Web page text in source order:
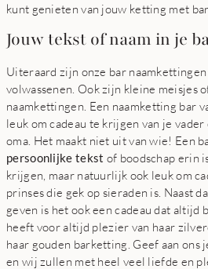
kunt genieten van jouw ketting met bar.
Jouw tekst of naam in je
Uiteraard zijn onze bar
volwassenen. Ook zijn kleine meisjes
naamkettingen. Een naamketting bar
leuk om cadeau te krijgen van je vader
oma. Het maakt niet uit van wie! Een
persoonlijke tekst of boodschap erin
krijgen, maar natuurlijk ook leuk om
prinses die gek op sieraden is. Naast
geven is het ook een cadeau dat altijd
heeft voor altijd plezier van haar
haar gouden barketting. Geef aan ons
en wij zullen met heel veel liefde en